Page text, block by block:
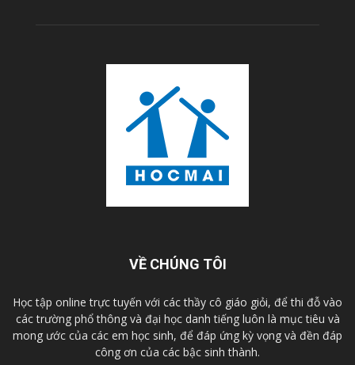
VỀ CHÚNG TÔI
Học tập online trực tuyến với các thầy cô giáo giỏi, để thi đỗ vào
các trường phổ thông và đại học danh tiếng luôn là mục tiêu và
mong ước của các em học sinh, để đáp ứng kỳ vọng và đền đáp
công ơn của các bậc sinh thành.